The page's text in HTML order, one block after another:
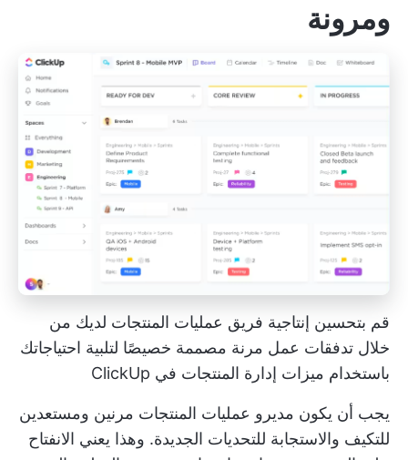
ومرونة
قم بتحسين إنتاجية فريق عمليات المنتجات لديك من
خلال تدفقات عمل مرنة مصممة خصيصًا لتلبية احتياجاتك
باستخدام ميزات إدارة المنتجات في ClickUp
يجب أن يكون مديرو عمليات المنتجات مرنين ومستعدين
للتكيف والاستجابة للتحديات الجديدة. وهذا يعني الانفتاح